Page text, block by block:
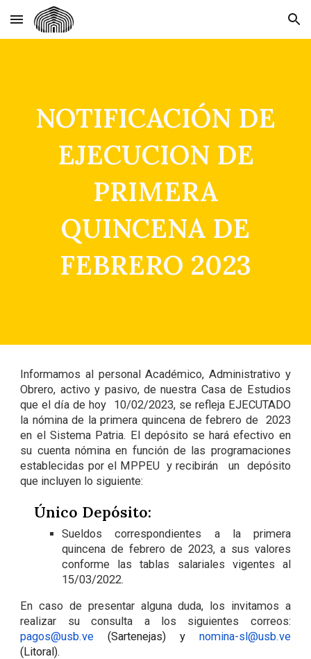
Skip to main content Skip to navigation
NOTIFICACIÓN DE
EJECUCION DE
PRIMERA
QUINCENA DE
FEBRERO 2023
Informamos al personal Académico, Administrativo y
Obrero, activo y pasivo, de nuestra Casa de Estudios
que el día de hoy 10/02/2023, se refleja EJECUTADO
la nómina de la primera quincena de febrero de 2023
en el Sistema Patria. El depósito se hará efectivo en
su cuenta nómina en función de las programaciones
establecidas por el MPPEU y recibirán un depósito
que incluyen lo siguiente:
Único Depósito:
Sueldos correspondientes a la primera
quincena de febrero de 2023, a sus valores
conforme las tablas salariales vigentes al
15/03/2022.
En caso de presentar alguna duda, los invitamos a
realizar su consulta a los siguientes correos:
pagos@usb.ve (Sartenejas) y nomina-sl@usb.ve
(Litoral).